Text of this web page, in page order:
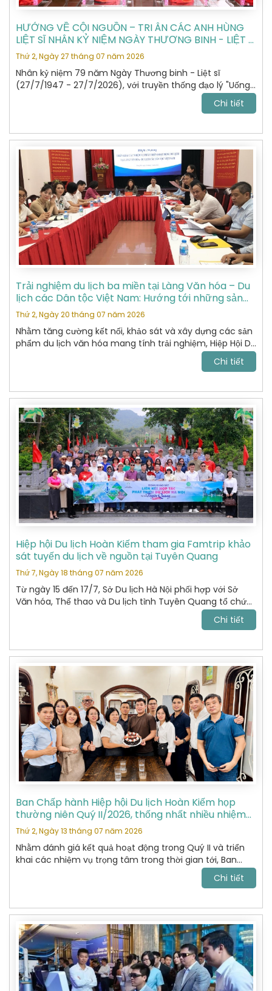
HƯỚNG VỀ CỘI NGUỒN – TRI ÂN CÁC ANH HÙNG
LIỆT SĨ NHÂN KỶ NIỆM NGÀY THƯƠNG BINH - LIỆT SĨ
27/7
Thứ 2, Ngày 27 tháng 07 năm 2026
Nhân kỷ niệm 79 năm Ngày Thương binh - Liệt sĩ
(27/7/1947 - 27/7/2026), với truyền thống đạo lý "Uống
nước nhớ nguồn", "Đền ơn đáp nghĩa", Hiệp hội Du lịch Hà
Nội đã tổ chức hành trình dâng hương, tưởng niệm các
tỉnh Tuyên Quang – nơi yên nghỉ của gần 2.000 Anh
bảo vệ biên giới phía Bắc của Tổ quốc giai đoạn 1979 -
1989.
Chi tiết
Trải nghiệm du lịch ba miền tại Làng Văn hóa – Du
lịch các Dân tộc Việt Nam: Hướng tới những sản
phẩm du lịch văn hóa đặc sắc
Thứ 2, Ngày 20 tháng 07 năm 2026
Nhằm tăng cường kết nối, khảo sát và xây dựng các sản
phẩm du lịch văn hóa mang tính trải nghiệm, Hiệp Hội Du
Lịch Hoàn Kiếm đã tham gia chương trình khảo sát thực
tế tại Làng Văn hóa – Du lịch các Dân tộc Việt Nam do
Chi tiết
Hiệp hội Du lịch Hoàn Kiếm tham gia Famtrip khảo
sát tuyến du lịch về nguồn tại Tuyên Quang
Thứ 7, Ngày 18 tháng 07 năm 2026
Từ ngày 15 đến 17/7, Sở Du lịch Hà Nội phối hợp với Sở
Văn hóa, Thể thao và Du lịch tỉnh Tuyên Quang tổ chức
chương trình khảo sát, xây dựng và kết nối các sản
Chi tiết
Ban Chấp hành Hiệp hội Du lịch Hoàn Kiếm họp
thường niên Quý II/2026, thống nhất nhiều nhiệm
vụ trọng tâm
Thứ 2, Ngày 13 tháng 07 năm 2026
Nhằm đánh giá kết quả hoạt động trong Quý II và triển
khai các nhiệm vụ trọng tâm trong thời gian tới, Ban
Chấp hành Hiệp hội Du lịch Hoàn Kiếm đã tổ chức cuộc
họp thường niên Quý II năm 2026 với sự tham dự của
môn.
Chi tiết